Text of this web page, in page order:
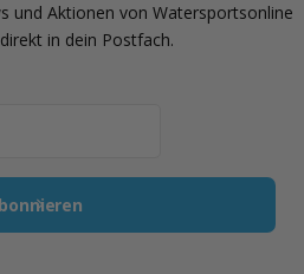
und Aktionen von Watersportsonline
in dein Postfach.